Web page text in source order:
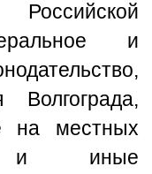
и
Волгограда,
на местных
и иные